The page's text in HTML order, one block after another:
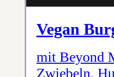
Vegan
mit Beyond
Zwiebeln,